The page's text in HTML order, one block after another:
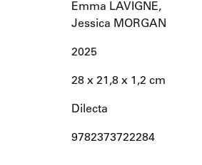
Emma LAVIGNE,
Jessica MORGAN
2025
28 x 21,8 x 1,2 cm
Dilecta
9782373722284